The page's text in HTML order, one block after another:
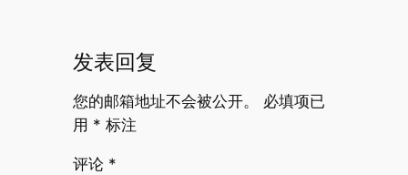
发表回复
您的邮箱地址不会被公开。
必填项已
用 * 标注
评论 *